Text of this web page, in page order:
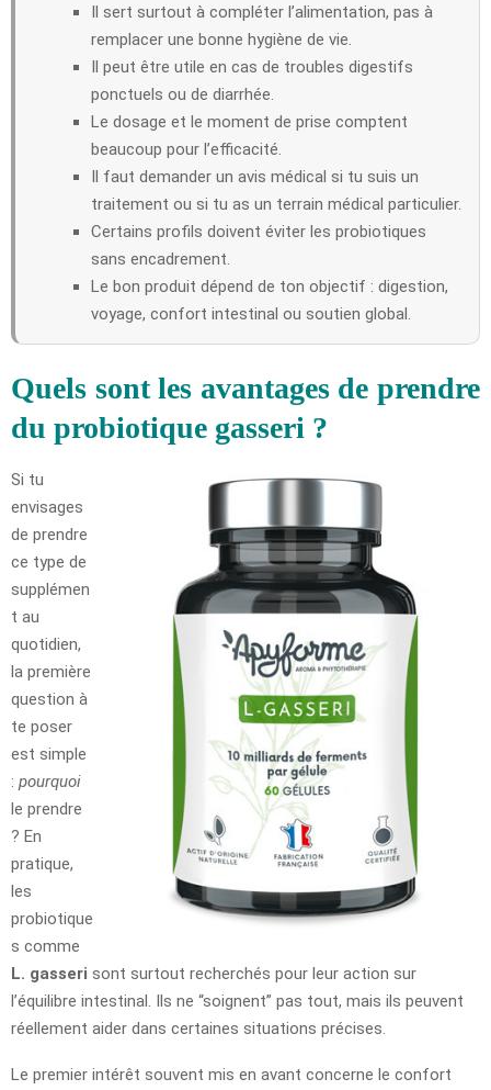
Il sert surtout à compléter l’alimentation, pas à
remplacer une bonne hygiène de vie.
Il peut être utile en cas de troubles digestifs
ponctuels ou de diarrhée.
Le dosage et le moment de prise comptent
beaucoup pour l’efficacité.
Il faut demander un avis médical si tu suis un
traitement ou si tu as un terrain médical particulier.
Certains profils doivent éviter les probiotiques
sans encadrement.
Le bon produit dépend de ton objectif : digestion,
voyage, confort intestinal ou soutien global.
Quels sont les avantages de prendre
du probiotique gasseri ?
Si tu
envisages
de prendre
ce type de
supplémen
t au
quotidien,
la première
question à
te poser
est simple
: pourquoi
le prendre
? En
pratique,
les
probiotique
s comme
L. gasseri sont surtout recherchés pour leur action sur
l’équilibre intestinal. Ils ne “soignent” pas tout, mais ils peuvent
réellement aider dans certaines situations précises.
Le premier intérêt souvent mis en avant concerne le confort